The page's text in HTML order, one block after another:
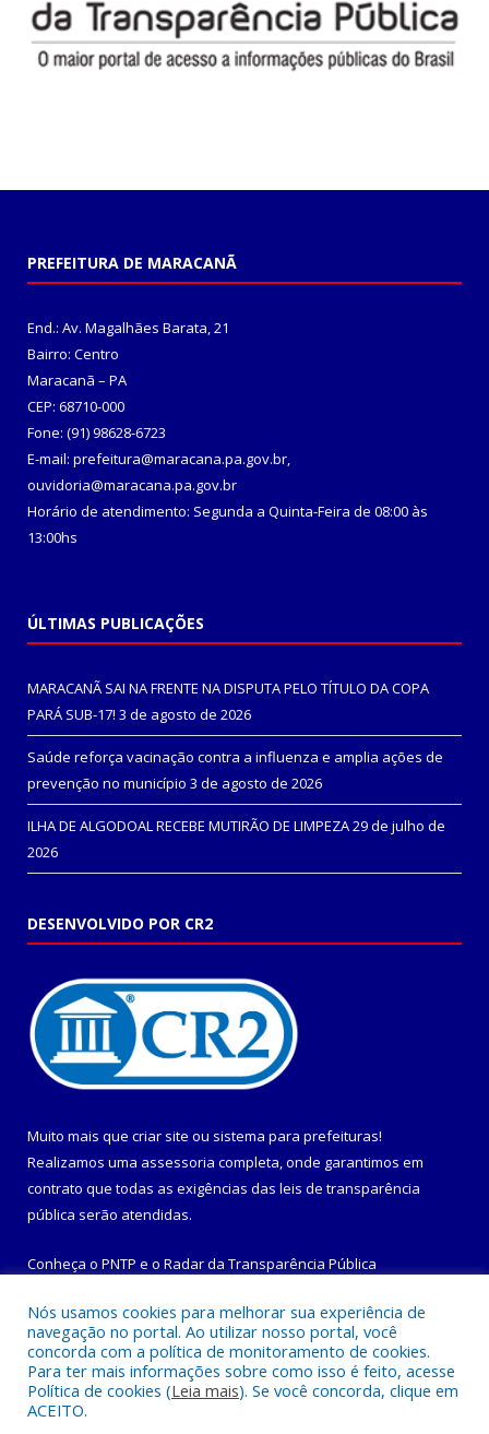
PREFEITURA DE MARACANÃ
End.: Av. Magalhães Barata, 21
Bairro: Centro
Maracanã – PA
CEP: 68710-000
Fone: (91) 98628-6723
E-mail: prefeitura@maracana.pa.gov.br,
ouvidoria@maracana.pa.gov.br
Horário de atendimento: Segunda a Quinta-Feira de 08:00 às
13:00hs
ÚLTIMAS PUBLICAÇÕES
MARACANÃ SAI NA FRENTE NA DISPUTA PELO TÍTULO DA COPA
PARÁ SUB-17! 3 de agosto de 2026
Saúde reforça vacinação contra a influenza e amplia ações de
prevenção no município 3 de agosto de 2026
ILHA DE ALGODOAL RECEBE MUTIRÃO DE LIMPEZA29 de julho de
2026
DESENVOLVIDO POR CR2
Muito mais que criar site ou sistema para prefeituras!
Realizamos uma assessoria completa, onde garantimos em
contrato que todas as exigências das leis de transparência
pública serão atendidas.
Conheça o PNTP e o Radar da Transparência Pública
Todos os direitos reservados a Prefeitura Municipal de
Maracanã.
Nós usamos cookies para melhorar sua experiência de
navegação no portal. Ao utilizar nosso portal, você
concorda com a política de monitoramento de cookies.
Para ter mais informações sobre como isso é feito, acesse
Política de cookies (Leia mais). Se você concorda, clique em
ACEITO.